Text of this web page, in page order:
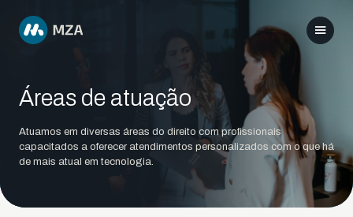
Áreas de atuação
Atuamos em diversas áreas do direito com profissionais
capacitados a oferecer atendimentos personalizados com o que há
de mais atual em tecnologia.